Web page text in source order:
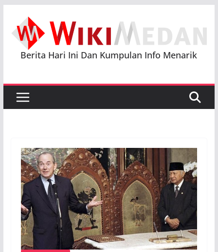
content
Berita Hari Ini Dan Kumpulan Info Menarik